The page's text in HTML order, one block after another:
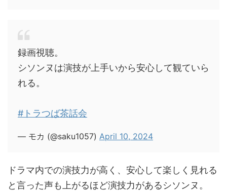
録画視聴。
シソンヌは演技が上手いから安心して観ていら
れる。
#トラつば茶話会
— モカ (@saku1057) April 10, 2024
ドラマ内での演技力が高く、安心して楽しく見れる
と言った声も上がるほど演技力があるシソンヌ。